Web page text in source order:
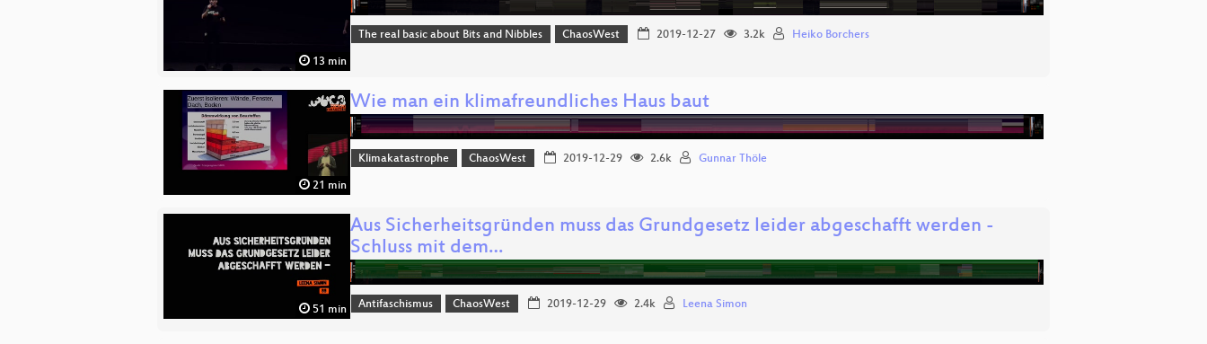
13 min
The real basic about Bits and Nibbles ChaosWest 2019-12-27 3.2k Heiko Borchers
21 min
Wie man ein klimafreundliches Haus baut
Klimakatastrophe ChaosWest 2019-12-29 2.6k Gunnar Thöle
51 min
Aus Sicherheitsgründen muss das Grundgesetz leider abgeschafft werden -
Schluss mit dem…
Antifaschismus ChaosWest 2019-12-29 2.4k Leena Simon